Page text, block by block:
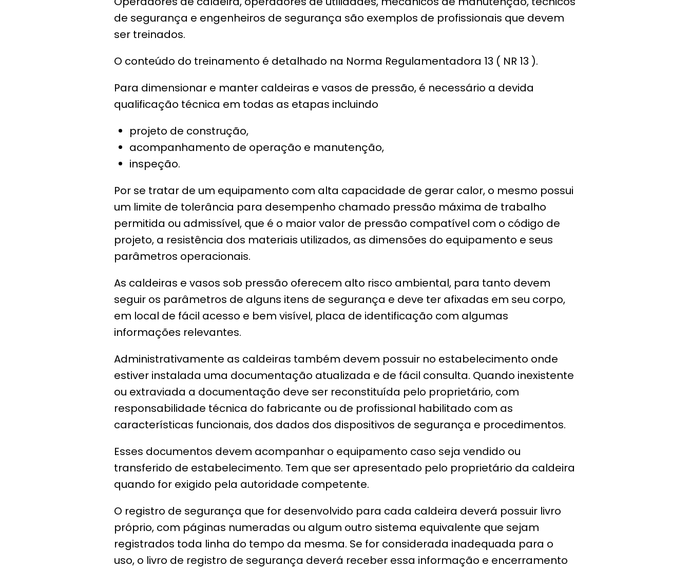
de segurança e engenheiros de segurança são exemplos de profissionais que devem
ser treinados.
O conteúdo do treinamento é detalhado na Norma Regulamentadora 13 ( NR 13 ).
Para dimensionar e manter caldeiras e vasos de pressão, é necessário a devida
qualificação técnica em todas as etapas incluindo
projeto de construção,
acompanhamento de operação e manutenção,
inspeção.
Por se tratar de um equipamento com alta capacidade de gerar calor, o mesmo possui
um limite de tolerância para desempenho chamado pressão máxima de trabalho
permitida ou admissível, que é o maior valor de pressão compatível com o código de
projeto, a resistência dos materiais utilizados, as dimensões do equipamento e seus
parâmetros operacionais.
As caldeiras e vasos sob pressão oferecem alto risco ambiental, para tanto devem
seguir os parâmetros de alguns itens de segurança e deve ter afixadas em seu corpo,
em local de fácil acesso e bem visível, placa de identificação com algumas
informações relevantes.
Administrativamente as caldeiras também devem possuir no estabelecimento onde
estiver instalada uma documentação atualizada e de fácil consulta. Quando inexistente
ou extraviada a documentação deve ser reconstituída pelo proprietário, com
responsabilidade técnica do fabricante ou de profissional habilitado com as
características funcionais, dos dados dos dispositivos de segurança e procedimentos.
Esses documentos devem acompanhar o equipamento caso seja vendido ou
transferido de estabelecimento. Tem que ser apresentado pelo proprietário da caldeira
quando for exigido pela autoridade competente.
O registro de segurança que for desenvolvido para cada caldeira deverá possuir livro
próprio, com páginas numeradas ou algum outro sistema equivalente que sejam
registrados toda linha do tempo da mesma. Se for considerada inadequada para o
uso, o livro de registro de segurança deverá receber essa informação e encerramento